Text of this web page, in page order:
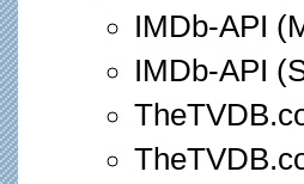
IMDb-API
IMDb-API